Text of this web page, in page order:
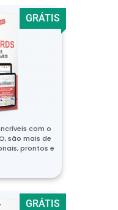
GRÁTIS
com o
são mais de
prontos e
GRÁTIS